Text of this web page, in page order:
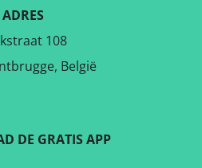
ADRES
108
België
DE GRATIS APP